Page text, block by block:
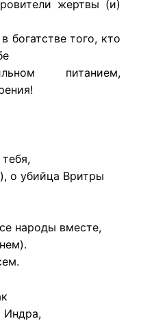
жертвы (и)
богатстве того, кто
питанием,
о убийца Вритры
народы вместе,
Индра,